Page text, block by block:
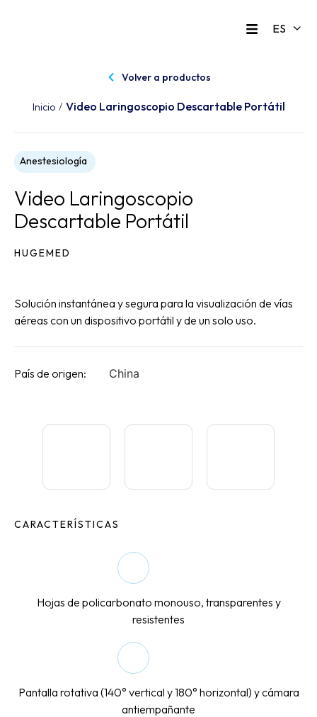
Volver a productos
Inicio / Video Laringoscopio Descartable Portátil
Anestesiología
Video Laringoscopio
Descartable Portátil
HUGEMED
Solución instantánea y segura para la visualización de vías
aéreas con un dispositivo portátil y de un solo uso.
País de origen: China
CARACTERÍSTICAS
Hojas de policarbonato monouso, transparentes y
resistentes
Pantalla rotativa (140° vertical y 180° horizontal) y cámara
antiempañante